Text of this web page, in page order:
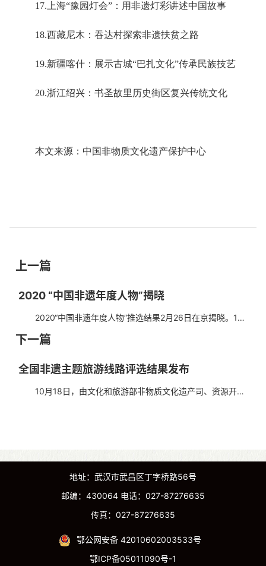
17.上海“豫园灯会”：用非遗灯彩讲述中国故事
18.西藏尼木：吞达村探索非遗扶贫之路
19.新疆喀什：展示古城“巴扎文化”传承民族技艺
20.浙江绍兴：书圣故里历史街区复兴传统文化
本文来源：中国非物质文化遗产保护中心
上一篇
2020 “中国非遗年度人物”揭晓
2020“中国非遗年度人物”推选结果2月26日在京揭晓。10
位2020“中国非遗年度人物”分别是： (年度人物按照姓氏
笔画排序） 王芳 国家级非物质文化遗产...
下一篇
全国非遗主题旅游线路评选结果发布
10月18日，由文化和旅游部非物质文化遗产司、资源开发
地址：武汉市武昌区丁字桥路56号
邮编：430064 电话：027-87276635
传真：027-87276635
鄂公网安备 42010602003533号
鄂ICP备05011090号-1